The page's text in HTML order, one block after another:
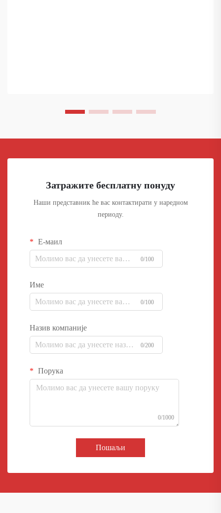
Затражите бесплатну понуду
Наши представник ће вас контактирати у наредном
периоду.
Е-маил
0/100
Име
0/100
Назив компаније
0/200
Порука
0/1000
Пошаљи